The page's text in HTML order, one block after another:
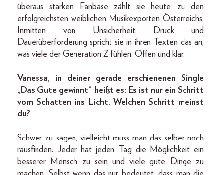
überaus starken Fanbase zählt sie heute zu den
erfolgreichsten weiblichen Musikexporten Österreichs.
Inmitten von Unsicherheit, Druck und
Dauerüberforderung spricht sie in ihren Texten das an,
was viele der Generation Z fühlen. Offen und klar.
Vanessa, in deiner gerade erschienenen Single
„Das Gute gewinnt“ heißt es: Es ist nur ein Schritt
vom Schatten ins Licht. Welchen Schritt meinst
du?
Schwer zu sagen, vielleicht muss man das selber noch
rausfinden. Jeder hat jeden Tag die Möglichkeit ein
besserer Mensch zu sein und viele gute Dinge zu